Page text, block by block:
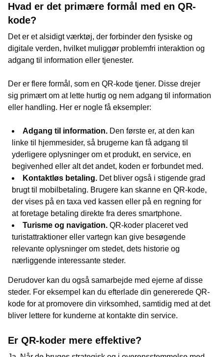
Hvad er det primære formål med en QR-
kode?
Det er et alsidigt værktøj, der forbinder den fysiske og
digitale verden, hvilket muliggør problemfri interaktion og
adgang til information eller tjenester.
Der er flere formål, som en QR-kode tjener. Disse drejer
sig primært om at lette hurtig og nem adgang til information
eller handling. Her er nogle få eksempler:
Adgang til information. Den første er, at den kan
linke til hjemmesider, så brugerne kan få adgang til
yderligere oplysninger om et produkt, en service, en
begivenhed eller alt det andet, koden er forbundet med.
Kontaktløs betaling. Det bliver også i stigende grad
brugt til mobilbetaling. Brugere kan skanne en QR-kode,
der vises på en taxa ved kassen eller på en regning for
at foretage betaling direkte fra deres smartphone.
Turisme og navigation. QR-koder placeret ved
turistattraktioner eller vartegn kan give besøgende
relevante oplysninger om stedet, dets historie og
nærliggende interessante steder.
Derudover kan du også samarbejde med ejerne af disse
steder. For eksempel kan du efterlade din genererede QR-
kode for at promovere din virksomhed, samtidig med at det
bliver lettere for kunderne at kontakte din service.
Er QR-koder mere effektive?